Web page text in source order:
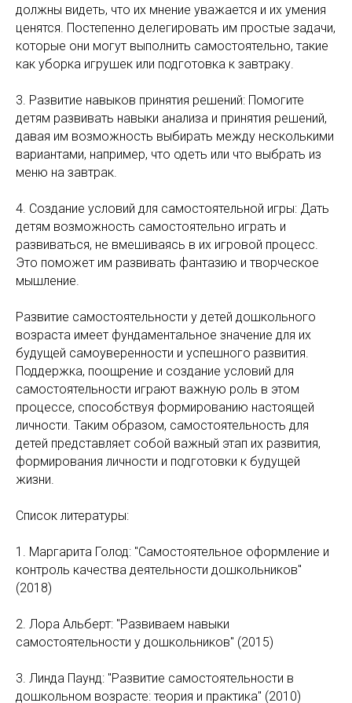
должны видеть, что их мнение уважается и их умения
ценятся. Постепенно делегировать им простые задачи,
которые они могут выполнить самостоятельно, такие
как уборка игрушек или подготовка к завтраку.
3. Развитие навыков принятия решений: Помогите
детям развивать навыки анализа и принятия решений,
давая им возможность выбирать между несколькими
вариантами, например, что одеть или что выбрать из
меню на завтрак.
4. Создание условий для самостоятельной игры: Дать
детям возможность самостоятельно играть и
развиваться, не вмешиваясь в их игровой процесс.
Это поможет им развивать фантазию и творческое
мышление.
Развитие самостоятельности у детей дошкольного
возраста имеет фундаментальное значение для их
будущей самоуверенности и успешного развития.
Поддержка, поощрение и создание условий для
самостоятельности играют важную роль в этом
процессе, способствуя формированию настоящей
личности. Таким образом, самостоятельность для
детей представляет собой важный этап их развития,
формирования личности и подготовки к будущей
жизни.
Список литературы:
1. Маргарита Голод: "Самостоятельное оформление и
контроль качества деятельности дошкольников"
(2018)
2. Лора Альберт: "Развиваем навыки
самостоятельности у дошкольников" (2015)
3. Линда Паунд: "Развитие самостоятельности в
дошкольном возрасте: теория и практика" (2010)